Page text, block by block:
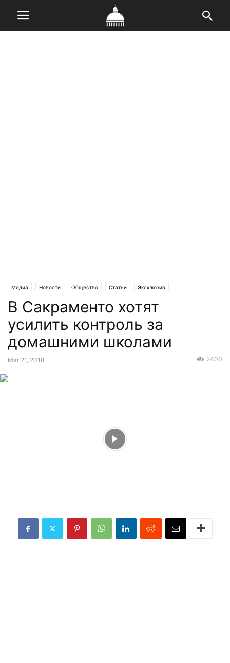
Медиа Новости Общество Статьи Эксклюзив
В Сакраменто хотят
усилить контроль за
домашними школами
Mar 21, 2018 2400